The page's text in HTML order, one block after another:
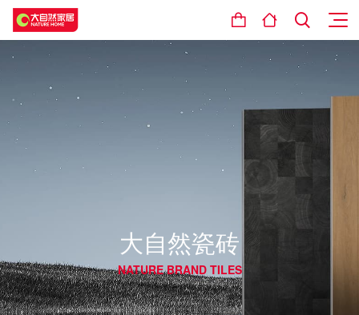
大自然瓷砖
NATURE BRAND TILES